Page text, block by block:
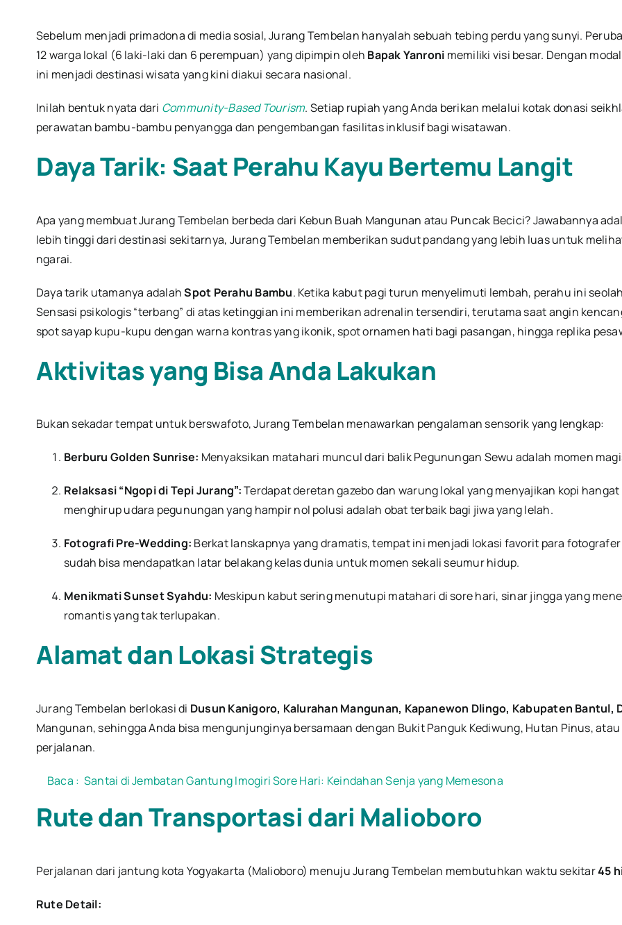
Sebelum menjadi primadona di media sosial, Jurang Tembelan hanyalah sebuah tebing perdu yang sunyi.
12 warga lokal (6 laki-laki dan 6 perempuan) yang dipimpin oleh Bapak Yanroni memiliki visi besar. Dengan
ini menjadi destinasi wisata yang kini diakui secara nasional.
Inilah bentuk nyata dari Community-Based Tourism. Setiap rupiah yang Anda berikan melalui kotak donasi
perawatan bambu-bambu penyangga dan pengembangan fasilitas inklusif bagi wisatawan.
Daya Tarik: Saat Perahu Kayu Bertemu Langit
Apa yang membuat Jurang Tembelan berbeda dari Kebun Buah Mangunan atau Puncak Becici? Jawabannya
lebih tinggi dari destinasi sekitarnya, Jurang Tembelan memberikan sudut pandang yang lebih luas untuk
ngarai.
Daya tarik utamanya adalahSpot Perahu Bambu. Ketika kabut pagi turun menyelimuti lembah, perahu ini
Sensasi psikologis “terbang” di atas ketinggian ini memberikan adrenalin tersendiri, terutama saat angin
spot sayap kupu-kupu dengan warna kontras yang ikonik, spot ornamen hati bagi pasangan, hingga replika
Aktivitas yang Bisa Anda Lakukan
Bukan sekadar tempat untuk berswafoto, Jurang Tembelan menawarkan pengalaman sensorik yang lengkap:
Berburu Golden Sunrise: Menyaksikan matahari muncul dari balik Pegunungan Sewu adalah momen
Relaksasi “Ngopi di Tepi Jurang”:Terdapat deretan gazebo dan warung lokal yang menyajikan kopi
menghirup udara pegunungan yang hampir nol polusi adalah obat terbaik bagi jiwa yang lelah.
Fotografi Pre-Wedding: Berkat lanskapnya yang dramatis, tempat ini menjadi lokasi favorit para
sudah bisa mendapatkan latar belakang kelas dunia untuk momen sekali seumur hidup.
Menikmati Sunset Syahdu: Meskipun kabut sering menutupi matahari di sore hari, sinar jingga yang
romantis yang tak terlupakan.
Alamat dan Lokasi Strategis
Jurang Tembelan berlokasi di Dusun Kanigoro, Kalurahan Mangunan, Kapanewon Dlingo, Kabupaten Bantul,
Mangunan, sehingga Anda bisa mengunjunginya bersamaan dengan Bukit Panguk Kediwung, Hutan Pinus,
perjalanan.
Baca : Santai di Jembatan Gantung Imogiri Sore Hari: Keindahan Senja yang Memesona
Rute dan Transportasi dari Malioboro
Perjalanan dari jantung kota Yogyakarta (Malioboro) menuju Jurang Tembelan membutuhkan waktu sekitar45
Rute Detail: